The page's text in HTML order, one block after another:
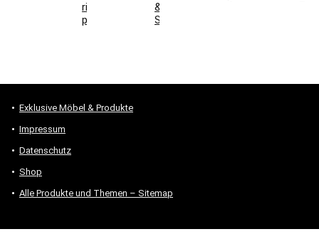
richtig
prüfen
&
Stauraum
Exklusive Möbel & Produkte
Impressum
Datenschutz
Shop
Alle Produkte und Themen – Sitemap